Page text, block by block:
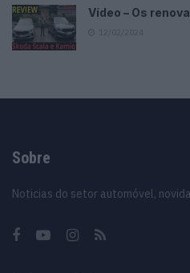
Vídeo – Os
Sobre
Noticias do setor automóvel,